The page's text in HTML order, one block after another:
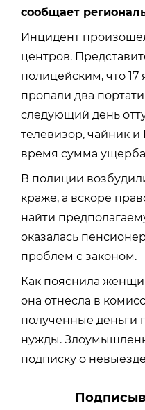
сообщает
Инцидент
центров.
полицейским, что
пропали два
следующий день
телевизор, чайник
время сумма ущерба
В полиции
краже, а вскоре
найти
оказалась
проблем с законом.
Как пояснила
она отнесла в
полученные деньги
нужды.
подписку о